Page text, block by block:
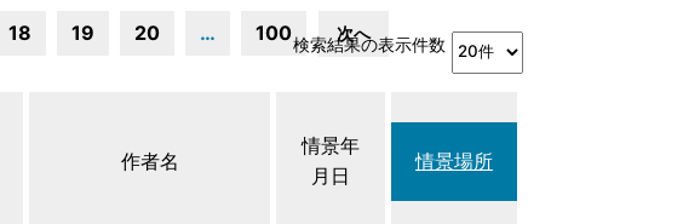
18 19 20 … 100 次へ
検索結果の表示件数
作者名
情景年
月日
情景場所